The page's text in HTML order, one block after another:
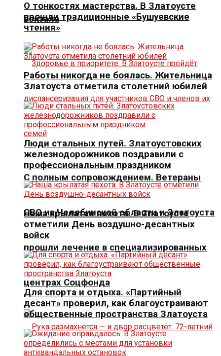
вокзала
С полным сопровождением. Ветераны
СВО из Челябинской области и Златоуста
прошли лечение в специализированных
центрах Соцфонда
О тонкостях мастерства. В Златоусте
прошли традиционные «Бушуевские
чтения»
Работы никогда не боялась. Жительница
Златоуста отметила столетний юбилей
Люди стальных путей. Златоустовских
железнодорожников поздравили с
профессиональным праздником
Наша крылатая пехота. В Златоусте
отметили День воздушно-десантных
войск
Для спорта и отдыха. «Партийный
десант» проверил, как благоустраивают
общественные пространства Златоуста